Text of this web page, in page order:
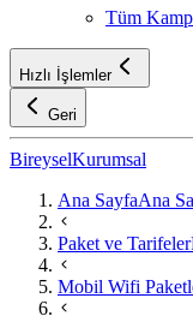
Tüm
Hızlı İşlemler
Geri
BireyselKurumsal
Ana SayfaAna
Paket ve Tarifeler
Mobil Wifi